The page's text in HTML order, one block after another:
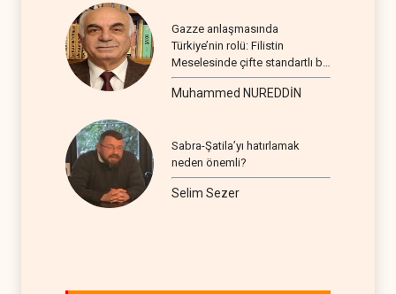
Gazze anlaşmasında
Türkiye’nin rolü: Filistin
Meselesinde çifte standartlı bir
seyir
Muhammed NUREDDİN
Sabra-Şatila’yı hatırlamak
neden önemli?
Selim Sezer